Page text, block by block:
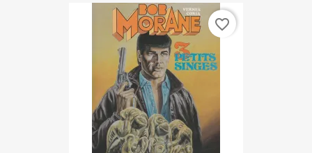
favorite_border